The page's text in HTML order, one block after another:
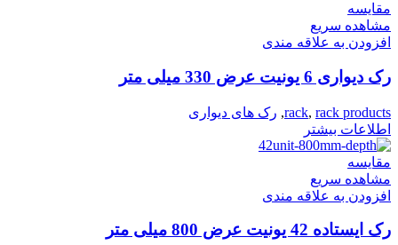
مقایسه
مشاهده سریع
افزودن به علاقه مندی
رک دیواری 6 یونیت عرض 330 میلی متر
rack, rack products
, رک های دیواری
اطلاعات بیشتر
مقایسه
مشاهده سریع
افزودن به علاقه مندی
رک ایستاده 42 یونیت عرض 800 میلی متر